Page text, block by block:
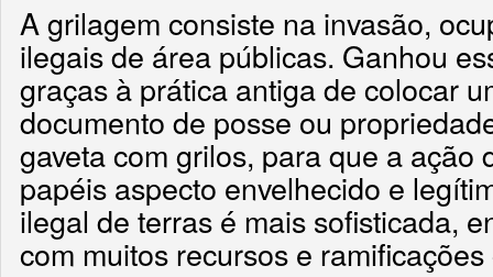
A grilagem consiste na invasão,
ilegais de área públicas. Ganhou
graças à prática antiga de colocar
documento de posse ou
gaveta com grilos, para que a ação
papéis aspecto envelhecido e
ilegal de terras é mais sofisticada,
com muitos recursos e